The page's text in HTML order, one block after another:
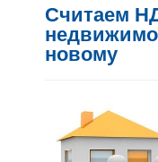
Считаем
новому